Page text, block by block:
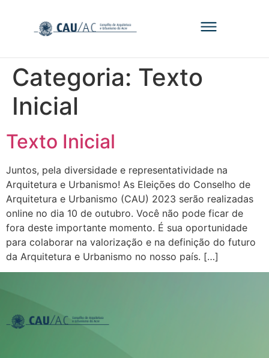
Categoria: Texto
Inicial
Texto Inicial
Juntos, pela diversidade e representatividade na
Arquitetura e Urbanismo! As Eleições do Conselho de
Arquitetura e Urbanismo (CAU) 2023 serão realizadas
online no dia 10 de outubro. Você não pode ficar de
fora deste importante momento. É sua oportunidade
para colaborar na valorização e na definição do futuro
da Arquitetura e Urbanismo no nosso país. […]